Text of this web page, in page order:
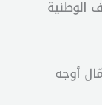
الوطنية
أوجه